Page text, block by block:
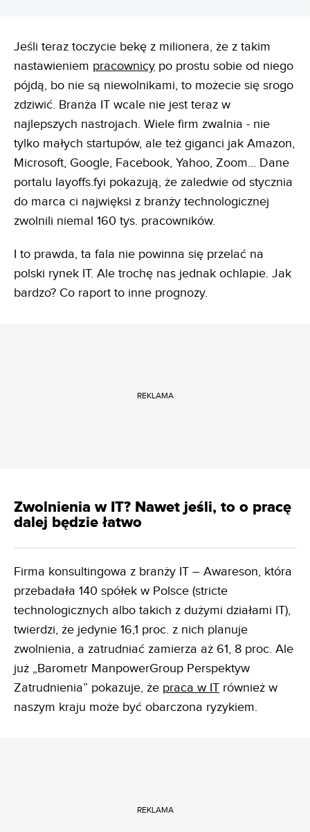
Jeśli teraz toczycie bekę z milionera, że z takim
nastawieniem pracownicy po prostu sobie od niego
pójdą, bo nie są niewolnikami, to możecie się srogo
zdziwić. Branża IT wcale nie jest teraz w
najlepszych nastrojach. Wiele firm zwalnia - nie
tylko małych startupów, ale też giganci jak Amazon,
Microsoft, Google, Facebook, Yahoo, Zoom… Dane
portalu layoffs.fyi pokazują, że zaledwie od stycznia
do marca ci najwięksi z branży technologicznej
zwolnili niemal 160 tys. pracowników.
I to prawda, ta fala nie powinna się przelać na
polski rynek IT. Ale trochę nas jednak ochlapie. Jak
bardzo? Co raport to inne prognozy.
REKLAMA
Zwolnienia w IT? Nawet jeśli, to o pracę
dalej będzie łatwo
Firma konsultingowa z branży IT – Awareson, która
przebadała 140 spółek w Polsce (stricte
technologicznych albo takich z dużymi działami IT),
twierdzi, że jedynie 16,1 proc. z nich planuje
zwolnienia, a zatrudniać zamierza aż 61, 8 proc. Ale
już „Barometr ManpowerGroup Perspektyw
Zatrudnienia” pokazuje, że praca w IT również w
naszym kraju może być obarczona ryzykiem.
REKLAMA